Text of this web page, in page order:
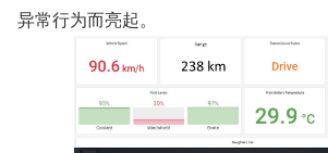
异常行为而亮起。